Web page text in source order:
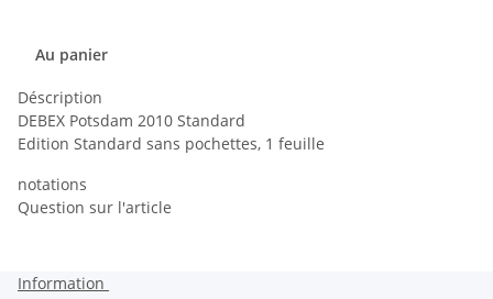
Au panier
Déscription
DEBEX Potsdam 2010 Standard
Edition Standard sans pochettes, 1 feuille
notations
Question sur l'article
Information